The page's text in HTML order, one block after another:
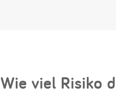
Wie viel Risiko